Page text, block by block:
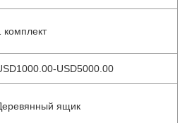
комплект
USD5000.00
ящик